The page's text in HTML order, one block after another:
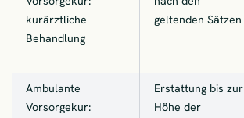
kurärztliche
Behandlung
geltenden Sätzen
Ambulante
Vorsorgekur:
Erstattung bis zur
Höhe der